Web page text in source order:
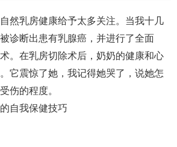
然乳房健康给予太多关注。当我十几
诊断出患有乳腺癌，并进行了全面
。在乳房切除术后，奶奶的健康和心
它震惊了她，我记得她哭了，说她怎
伤的程度。